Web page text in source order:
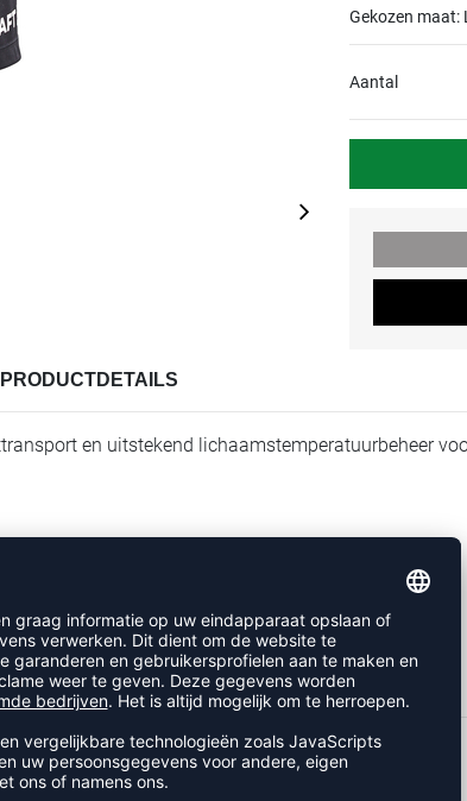
Gekozen maat: L
Aantal
PRODUCTDETAILS
en uitstekend lichaamstemperatuurbeheer
BEKEKEN